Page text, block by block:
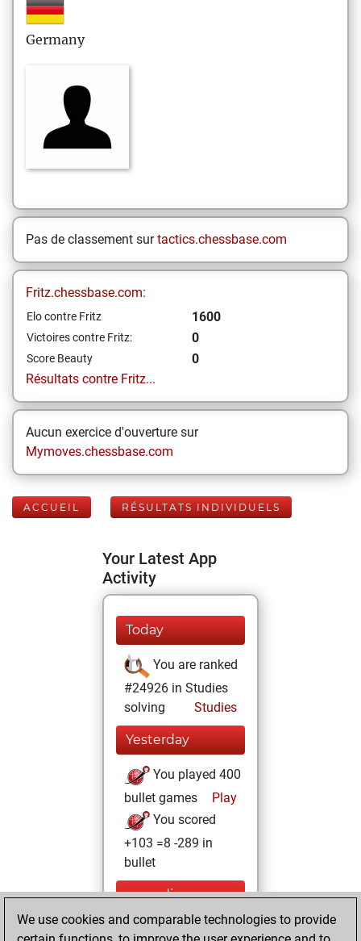
Germany
Pas de classement surtactics.chessbase.com
Fritz.chessbase.com:
Elo contre Fritz 1600
Victoires contre Fritz: 0
Score Beauty
0
Résultats contre Fritz...
Aucun exercice d'ouverture sur
Mymoves.chessbase.com
ACCUEIL RÉSULTATS INDIVIDUELS
Your Latest App
Activity
Today
You are ranked
#24926 in Studies
solving
Studies
Yesterday
You played 400
bullet games
Play
You scored
+103 =8 -289 in
bullet
samedi,
septembre 23,
2023
We use cookies and comparable technologies to provide